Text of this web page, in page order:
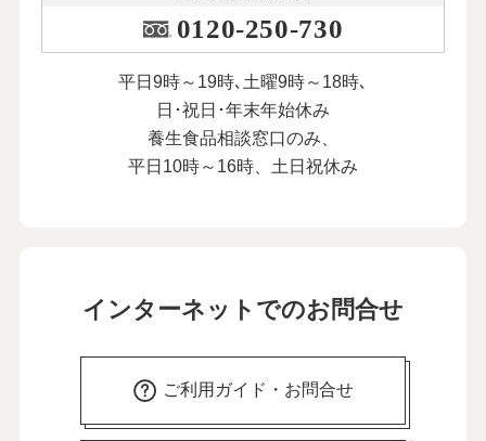
0120-250-730
平日9時～19時､土曜9時～18時､
日･祝日･年末年始休み
養生食品相談窓口のみ、
平日10時～16時、土日祝休み
インターネットでのお問合せ
ご利用ガイド・お問合せ